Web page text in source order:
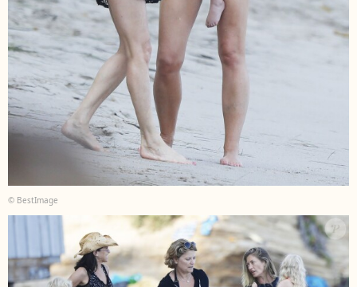
© BestImage